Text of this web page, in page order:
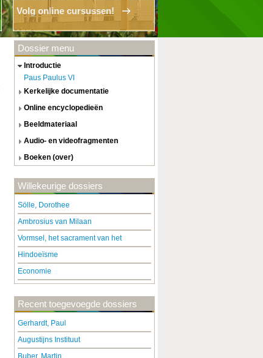
Volg online cursussen!
Dossier menu
introductie
Paus Paulus VI
kerkelijke documentatie
online encyclopedieën
beeldmateriaal
audio- en videofragmenten
boeken (over)
Willekeurige dossiers
Sölle, Dorothee
Ambrosius van Milaan
Vormsel, het sacrament van het
Hindoeïsme
Economie
Recent toegevoegde dossiers
Gerhardt, Paul
Augustijns Instituut
Buber, Martin